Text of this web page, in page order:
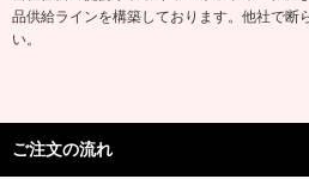
品供給ラインを構築しております。他社で断
い。
ご注文の流れ